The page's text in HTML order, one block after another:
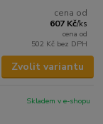
cena od
607 Kč/ks
cena od
502 Kč bez DPH
Zvolit variantu
Skladem v e-shopu